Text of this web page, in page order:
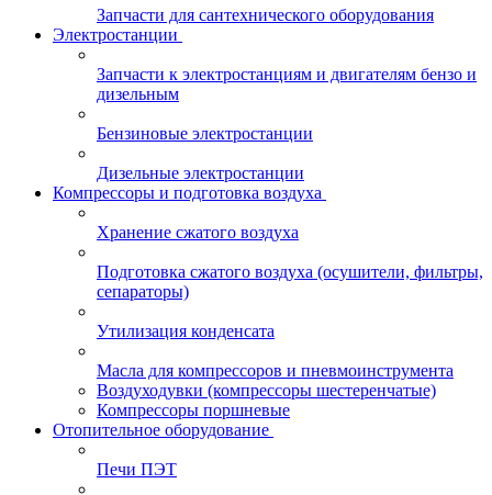
Запчасти для сантехнического оборудования
Электростанции
Запчасти к электростанциям и двигателям бензо и
дизельным
Бензиновые электростанции
Дизельные электростанции
Компрессоры и подготовка воздуха
Хранение сжатого воздуха
Подготовка сжатого воздуха (осушители, фильтры,
сепараторы)
Утилизация конденсата
Масла для компрессоров и пневмоинструмента
Воздуходувки (компрессоры шестеренчатые)
Компрессоры поршневые
Отопительное оборудование
Печи ПЭТ